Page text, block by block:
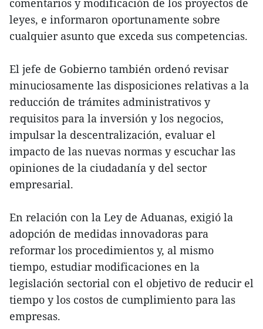
comentarios y modificación de los proyectos de
leyes, e informaron oportunamente sobre
cualquier asunto que exceda sus competencias.
El jefe de Gobierno también ordenó revisar
minuciosamente las disposiciones relativas a la
reducción de trámites administrativos y
requisitos para la inversión y los negocios,
impulsar la descentralización, evaluar el
impacto de las nuevas normas y escuchar las
opiniones de la ciudadanía y del sector
empresarial.
En relación con la Ley de Aduanas, exigió la
adopción de medidas innovadoras para
reformar los procedimientos y, al mismo
tiempo, estudiar modificaciones en la
legislación sectorial con el objetivo de reducir el
tiempo y los costos de cumplimiento para las
empresas.